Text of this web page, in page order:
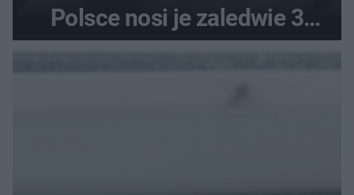
Polsce nosi je zaledwie 3
kobiety